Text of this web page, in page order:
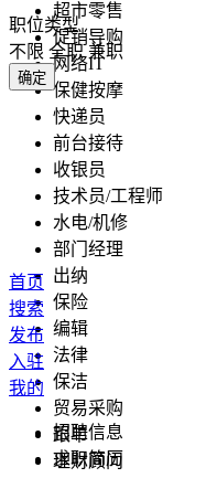
超市零售
促销导购
网络IT
保健按摩
快递员
前台接待
收银员
技术员/工程师
水电/机修
部门经理
出纳
保险
编辑
法律
保洁
贸易采购
跟单
理财顾问
职位类型
不限 全职 兼职
确定
首页
搜索
发布
入驻
我的
招聘信息
求职简历